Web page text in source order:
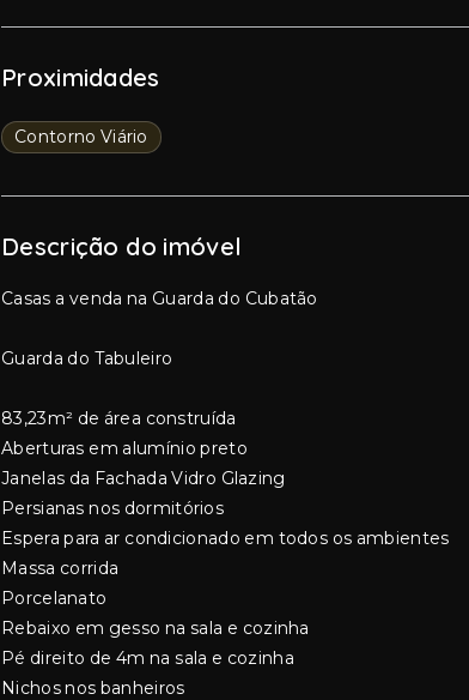
Proximidades
Contorno Viário
Descrição do imóvel
Casas a venda na Guarda do Cubatão
Guarda do Tabuleiro
83,23m² de área construída
Aberturas em alumínio preto
Janelas da Fachada Vidro Glazing
Persianas nos dormitórios
Espera para ar condicionado em todos os ambientes
Massa corrida
Porcelanato
Rebaixo em gesso na sala e cozinha
Pé direito de 4m na sala e cozinha
Nichos nos banheiros